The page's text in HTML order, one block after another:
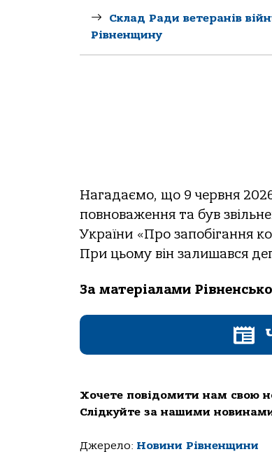
Склад Ради ветеранів
Рівненщину
Нагадаємо, що 9 червня
повноваження та був
України «Про запобігання
При цьому він залишався
За матеріалами
Хочете повідомити нам свою
Слідкуйте за нашими
Джерело: Новини Рівненщини